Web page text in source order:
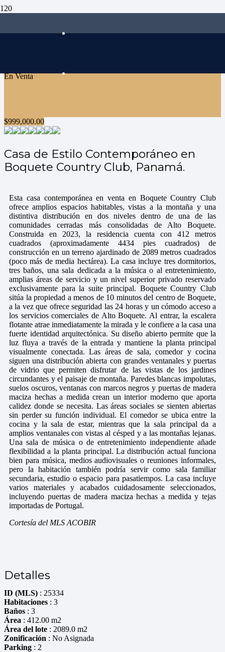
En Venta
$999,000.00
Casa de Estilo Contemporáneo en
Boquete Country Club, Panamá.
Esta casa contemporánea en venta en Boquete Country Club
ofrece amplios espacios habitables, vistas a la montaña y una
distintiva distribución en dos niveles dentro de una de las
comunidades cerradas más consolidadas de Alto Boquete.
Construida en 2023, la residencia cuenta con 412 metros
cuadrados (aproximadamente 4434 pies cuadrados) de
construcción en un terreno ajardinado de 2089 metros cuadrados
(poco más de media hectárea). La casa incluye tres dormitorios,
tres baños, una sala dedicada a la música o al entretenimiento,
amplias áreas de servicio y un nivel superior privado reservado
exclusivamente para la suite principal. Boquete Country Club
sitúa la propiedad a menos de 10 minutos del centro de Boquete,
a la vez que ofrece seguridad las 24 horas y un cómodo acceso a
los servicios comerciales de Alto Boquete. Al entrar, la escalera
flotante atrae inmediatamente la mirada y le confiere a la casa una
fuerte identidad arquitectónica. Su diseño abierto permite que la
luz fluya a través de la entrada y mantiene la planta principal
visualmente conectada. Las áreas de sala, comedor y cocina
siguen una distribución abierta con grandes ventanales y puertas
de vidrio que permiten disfrutar de las vistas de los jardines
circundantes y el paisaje de montaña. Paredes blancas impolutas,
suelos oscuros, ventanas con marcos negros y puertas de madera
maciza hechas a medida crean un interior moderno que aporta
calidez donde se necesita. Las áreas sociales se sienten abiertas
sin perder su función individual. El comedor se ubica entre la
cocina y la sala de estar, mientras que la sala principal da a
amplios ventanales con vistas al césped y a las montañas lejanas.
Una sala de música o de entretenimiento independiente añade
flexibilidad a la planta principal. La distribución actual funciona
bien para música, medios audiovisuales o reuniones informales,
pero la habitación también podría servir como sala familiar
secundaria, estudio o espacio para pasatiempos. La casa incluye
varios materiales y acabados cuidadosamente seleccionados,
incluyendo puertas de madera maciza hechas a medida y tejas
importadas de Portugal.
Cortesía del MLS ACOBIR
Detalles
ID (MLS) : 25334
Habitaciones : 3
Baños : 3
Área : 412.00 m2
Área del lote : 2089.0 m2
Zonificación : No Asignada
Parking : 2